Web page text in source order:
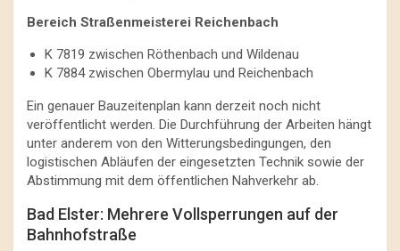
Bereich Straßenmeisterei Reichenbach
K 7819 zwischen Röthenbach und Wildenau
K 7884 zwischen Obermylau und Reichenbach
Ein genauer Bauzeitenplan kann derzeit noch nicht
veröffentlicht werden. Die Durchführung der Arbeiten hängt
unter anderem von den Witterungsbedingungen, den
logistischen Abläufen der eingesetzten Technik sowie der
Abstimmung mit dem öffentlichen Nahverkehr ab.
Bad Elster: Mehrere Vollsperrungen auf der
Bahnhofstraße